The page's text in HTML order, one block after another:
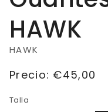
HAWK
HAWK
Precio
Precio: €45,00
Talla